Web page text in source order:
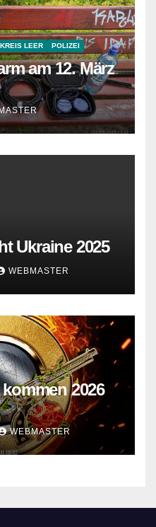
LEER POLIZEI
am 12. März
Ukraine 2025
WEBMASTER
kommen 2026
WEBMASTER